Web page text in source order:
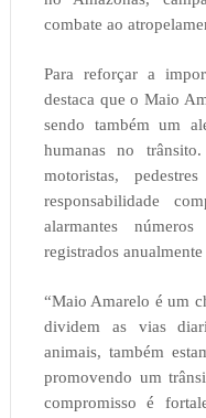
combate ao
Para reforçar a
destaca que o Maio
sendo também um
humanas no
motoristas,
responsabilidade
alarmantes
registrados
“Maio Amarelo é um
dividem as vias
animais, também
promovendo um
compromisso é